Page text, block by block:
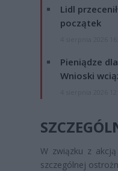
Lidl
początek
Pieniądze
Wnioski
W związku z
szczególnej